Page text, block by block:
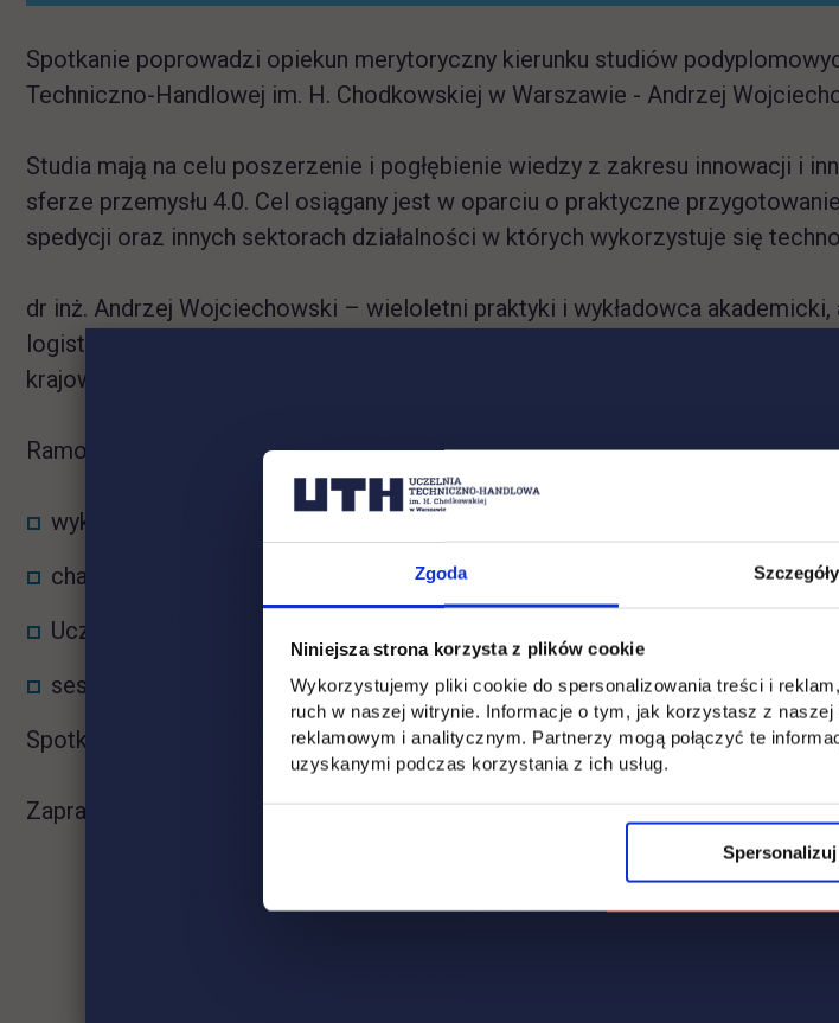
Zgoda Szczegóły
Niniejsza strona korzysta z plików cookie
Wykorzystujemy pliki cookie do spersonalizowania treści i
ruch w naszej witrynie. Informacje o tym, jak korzystasz z
reklamowym i analitycznym. Partnerzy mogą połączyć te
uzyskanymi podczas korzystania z ich usług.
Spersonalizuj
Spotkanie poprowadzi opiekun merytoryczny kierunku studiów
Techniczno-Handlowej im. H. Chodkowskiej w Warszawie - Andrzej
Studia mają na celu poszerzenie i pogłębienie wiedzy z zakresu innowacji i
sferze przemysłu 4.0. Cel osiągany jest w oparciu o praktyczne
spedycji oraz innych sektorach działalności w których wykorzystuje się
dr inż. Andrzej Wojciechowski – wieloletni praktyki i wykładowca
logistycznych, specjalista ds. projektowania systemów magazynowych.
krajowych i międzynarodowych.
Ramowy program spotkania 03.07.2021 godz. 11:00-12:00
wykład tematyczny Andrzeja Wojciechowskiego – „Logistyka w „nowych
charakterystyka kierunku,
Uczelnia i zasady rekrutacji na kierunek,
sesja pytań i odpowiedzi
Spotkanie odbędzie się przy użyciu MS Teams:http://bit.ly/
Zapraszamy i do zobaczenia ONLINE!